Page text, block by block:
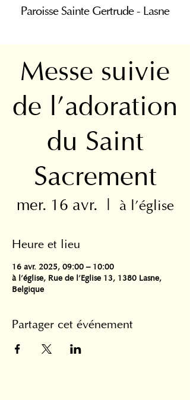
Paroisse Sainte Gertrude - Lasne
Messe suivie
de l'adoration
du Saint
Sacrement
mer. 16 avr.
  |
à l'église
Heure et lieu
16 avr. 2025, 09:00 – 10:00
à l'église, Rue de l'Eglise 13, 1380 Lasne,
Belgique
Partager cet événement